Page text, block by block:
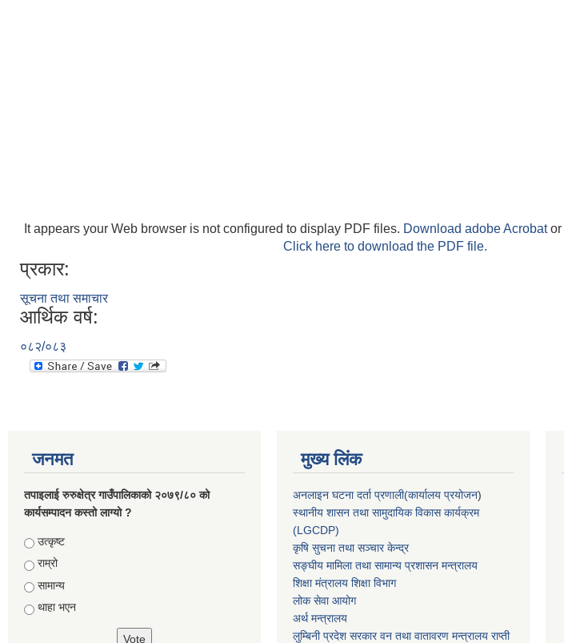
It appears your Web browser is not configured to display PDF files. Download adobe Acrobator
Click here to download the PDF file.
प्रकार:
सूचना तथा समाचार
आर्थिक वर्ष:
०८२/०८३
जनमत
तपाइलाई रुरुक्षेत्र गाउँपालिकाको २०७९/८० को
कार्यसम्पादन कस्तो लाग्यो ?
Choices
उत्कृष्ट
राम्रो
सामान्य
थाहा भएन
मुख्य लिंक
अनलाइन घटना दर्ता प्रणाली(कार्यालय प्रयोजन)
स्थानीय शासन तथा सामुदायिक विकास कार्यक्रम
(LGCDP)
कृषि सुचना तथा सञ्चार केन्द्र
सङ्घीय मामिला तथा सामान्य प्रशासन मन्त्रालय
शिक्षा मंत्रालय शिक्षा विभाग
लोक सेवा आयोग
अर्थ मन्त्रालय
लुम्बिनी प्रदेश सरकार वन तथा वातावरण मन्त्रालय राप्ती